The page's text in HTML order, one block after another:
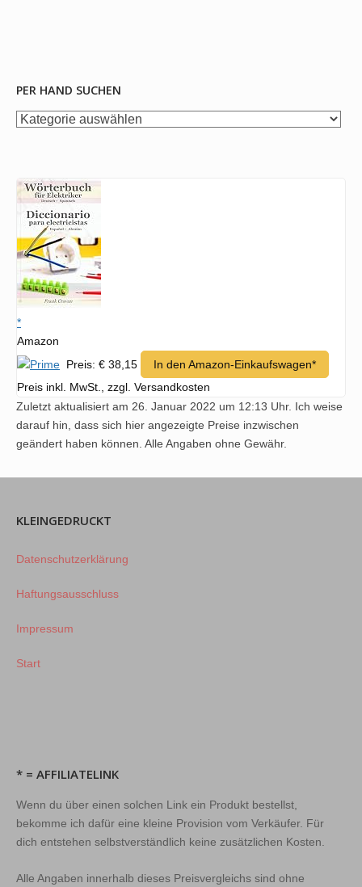
PER HAND SUCHEN
per
*
Amazon
Preis: € 38,15
In den Amazon-Einkaufswagen*
Preis inkl. MwSt., zzgl. Versandkosten
Zuletzt aktualisiert am 26. Januar 2022 um 12:13 Uhr. Ich weise
darauf hin, dass sich hier angezeigte Preise inzwischen
geändert haben können. Alle Angaben ohne Gewähr.
KLEINGEDRUCKT
Datenschutzerklärung
Haftungsausschluss
Impressum
Start
* = AFFILIATELINK
Wenn du über einen solchen Link ein Produkt bestellst,
bekomme ich dafür eine kleine Provision vom Verkäufer. Für
dich entstehen selbstverständlich keine zusätzlichen Kosten.
Alle Angaben innerhalb dieses Preisvergleichs sind ohne